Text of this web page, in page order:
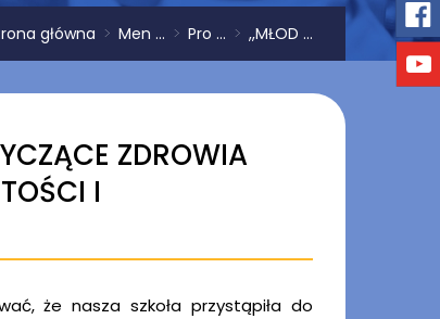
główna > Men ... > Pro ... > ,,MŁOD ...
ZDROWIA
I
że nasza szkoła przystąpiła do